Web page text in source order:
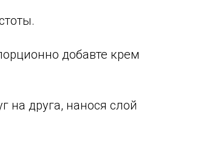
добавте крем
на друга, нанося слой